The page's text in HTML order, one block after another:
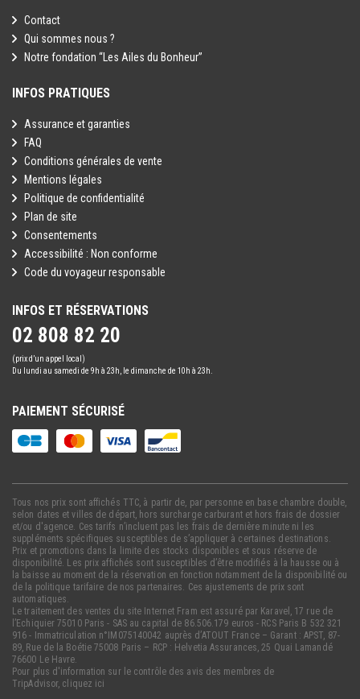
Contact
Qui sommes nous ?
Notre fondation “Les Ailes du Bonheur”
INFOS PRATIQUES
Assurance et garanties
FAQ
Conditions générales de vente
Mentions légales
Politique de confidentialité
Plan de site
Consentements
Accessibilité : Non conforme
Code du voyageur responsable
INFOS ET RÉSERVATIONS
02 808 82 20
(prix d’un appel local)
Du lundi au samedi de 9h à 23h, le dimanche de 10h à 23h.
PAIEMENT SÉCURISÉ
Tous nos prix sont affichés TTC, à partir de, par personne en base chambre double,
selon dates et villes de départ, hors surcharge carburant et hors frais de dossier
et/ou d'agence. Ces tarifs n’incluent pas les frais de dernière minute ni les
suppléments spécifiques susceptibles de s’appliquer à certaines destinations.
Prix et promotions dans la limite des stocks disponibles et sous réserve de
disponibilité. Les prix affichés sont susceptibles d’être modifiés à la hausse ou à
la baisse au moment de la réservation en fonction notamment de la disponibilité ou
de la politique tarifaire de nos partenaires. Ces ajustements de prix sont
automatiques.
Le traitement des ventes du site Internet Fram est assuré par Karavel, 17 rue de
l’Echiquier 75010 Paris - SAS au capital de 86.506.179 euros - RCS Paris B 532 321
916 - Immatriculation n°IM075140042 auprès d’ATOUT France – Garant : APST, 87-
89, Rue de la Boétie 75008 Paris – RCP : Helvetia Assurances, 25 Quai Lamandé
76600 Le Havre.
Pour plus d'information sur le contrôle des avis des membres de
TripAdvisor, cliquez ici